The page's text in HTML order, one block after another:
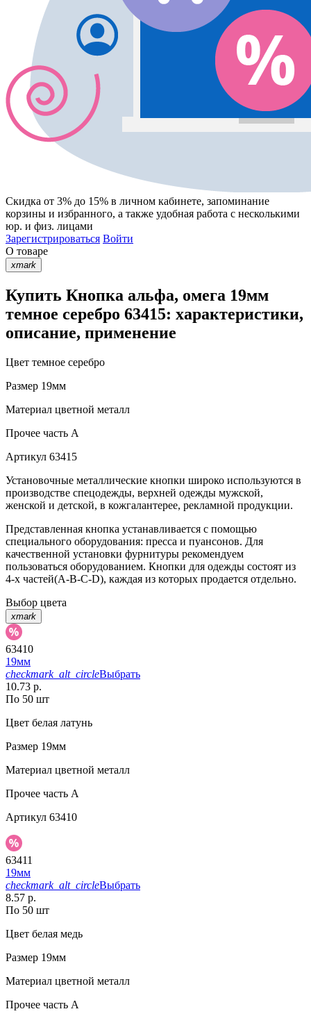
Скидка от 3% до 15% в личном кабинете, запоминание
корзины и избранного, а также удобная работа с несколькими
юр. и физ. лицами
Зарегистрироваться Войти
О товаре
xmark
Купить Кнопка альфа, омега 19мм
темное серебро 63415: характеристики,
описание, применение
Цвет темное серебро
Размер 19мм
Материал цветной металл
Прочее часть A
Артикул 63415
Установочные металлические кнопки широко используются в
производстве спецодежды, верхней одежды мужской,
женской и детской, в кожгалантерее, рекламной продукции.
Представленная кнопка устанавливается с помощью
специального оборудования: пресса и пуансонов. Для
качественной установки фурнитуры рекомендуем
пользоваться оборудованием. Кнопки для одежды состоят из
4-х частей(А-В-С-D), каждая из которых продается отдельно.
Выбор цвета
xmark
63410
19мм
checkmark_alt_circleВыбрать
10.73 р.
По 50 шт
Цвет белая латунь
Размер 19мм
Материал цветной металл
Прочее часть A
Артикул 63410
63411
19мм
checkmark_alt_circleВыбрать
8.57 р.
По 50 шт
Цвет белая медь
Размер 19мм
Материал цветной металл
Прочее часть A